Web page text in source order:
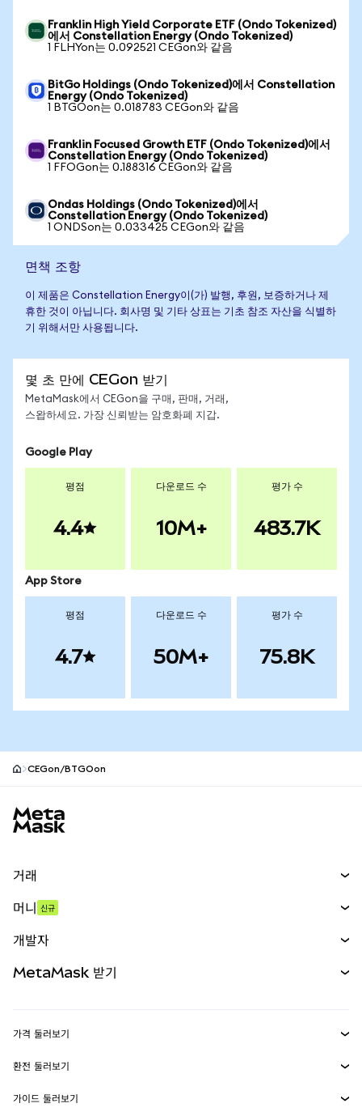
Franklin High Yield Corporate ETF (Ondo Tokenized)
에서 Constellation Energy (Ondo Tokenized)
1 FLHYon는 0.092521 CEGon와 같음
BitGo Holdings (Ondo Tokenized)에서 Constellation
Energy (Ondo Tokenized)
1 BTGOon는 0.018783 CEGon와 같음
Franklin Focused Growth ETF (Ondo Tokenized)에서
Constellation Energy (Ondo Tokenized)
1 FFOGon는 0.188316 CEGon와 같음
Ondas Holdings (Ondo Tokenized)에서
Constellation Energy (Ondo Tokenized)
1 ONDSon는 0.033425 CEGon와 같음
면책 조항
이 제품은 Constellation Energy이(가) 발행, 후원, 보증하거나 제
휴한 것이 아닙니다. 회사명 및 기타 상표는 기초 참조 자산을 식별하
기 위해서만 사용됩니다.
몇 초 만에 CEGon 받기
MetaMask에서 CEGon을 구매, 판매, 거래,
스왑하세요. 가장 신뢰받는 암호화폐 지갑.
Google Play
평점
4.4
다운로드 수
10M+
평가 수
483.7K
App Store
평점
4.7
다운로드 수
50M+
평가 수
75.8K
CEGon/BTGOon
거래
무기한 선물
실물자산
머니 신규
개발자
MetaMask Connect
Snaps
MetaMask 받기
보안
가격 둘러보기
이더리움 가격
솔라나 가격
환전 둘러보기
ETH를 USD로 환전
가이드 둘러보기